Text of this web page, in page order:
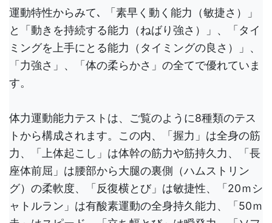
運動特性からみて､ 「素早く動く能力（敏捷さ）」
と「動きを持続する能力（ねばり強さ）」、「タイ
ミングを上手にとる能力（タイミングの良さ）」、
「力強さ」、「体の柔らかさ」の全てで優れていま
す。
体力運動能力テストは、ご覧のように8種類のテス
トから構成されます。この内、「握力」は全身の筋
力、「上体起こし」は体幹の筋力や筋持久力、「長
座体前屈」は腰部から大腿の裏側（ハムストリン
グ）の柔軟度、「反復横とび」は敏捷性、「20ｍシ
ャトルラン」は有酸素運動の全身持久能力、「50ｍ